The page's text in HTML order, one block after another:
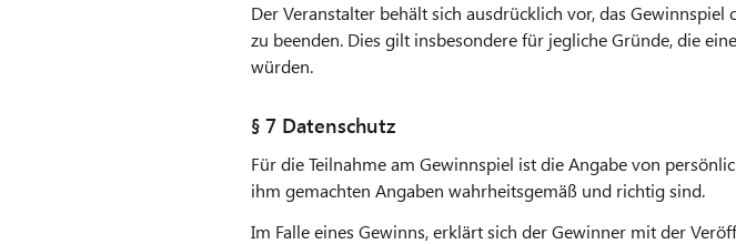
Der Veranstalter behält sich ausdrücklich vor, das
zu beenden. Dies gilt insbesondere für jegliche Gründe, die
würden.
§ 7 Datenschutz
Für die Teilnahme am Gewinnspiel ist die Angabe von
ihm gemachten Angaben wahrheitsgemäß und richtig sind.
Im Falle eines Gewinns, erklärt sich der Gewinner mit der